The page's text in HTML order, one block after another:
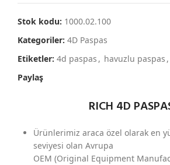
Stok kodu: 1000.02.100
Kategoriler: 4D Paspas
Etiketler: 4d paspas , havuzlu paspas ,
Paylaş
RICH 4D
Ürünlerimiz araca özel olarak en
seviyesi olan Avrupa
OEM (Original Equipment